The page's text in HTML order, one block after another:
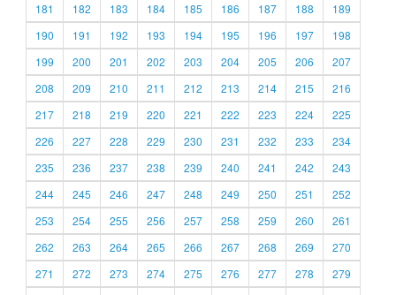
181
182 183 184 185 186 187 188
189
190
191 192 193 194 195 196 197
198
199
200 201 202 203 204 205 206
207
208
209 210 211 212 213 214 215
216
217
218 219 220 221 222 223 224
225
226
227 228 229 230 231 232 233
234
235
236 237 238 239 240 241 242
243
244
245 246 247 248 249 250 251
252
253
254 255 256 257 258 259 260
261
262
263 264 265 266 267 268 269
270
271
272 273 274 275 276 277 278
279